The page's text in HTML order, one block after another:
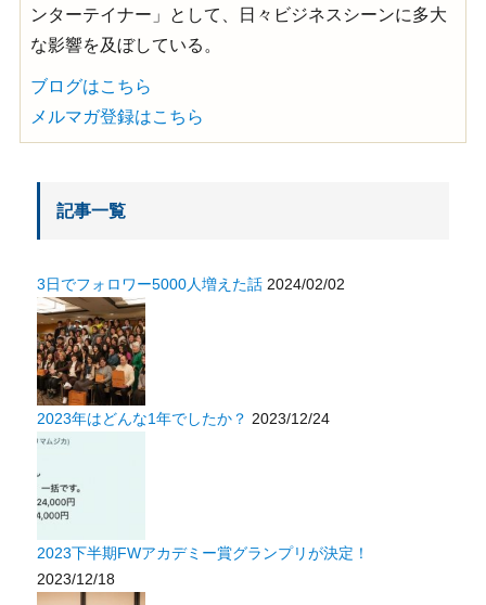
ンターテイナー」として、日々ビジネスシーンに多大
な影響を及ぼしている。
ブログはこちら
メルマガ登録はこちら
記事一覧
3日でフォロワー5000人増えた話 2024/02/02
2023年はどんな1年でしたか？ 2023/12/24
2023下半期FWアカデミー賞グランプリが決定！
2023/12/18